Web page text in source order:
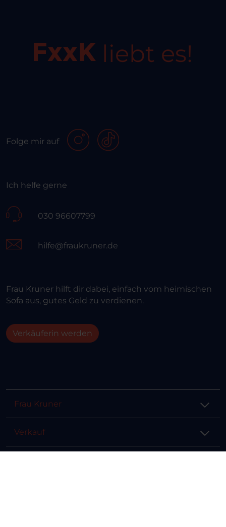
liebt es!
Folge mir auf
Ich helfe gerne
030 96607799
hilfe@fraukruner.de
Frau Kruner hilft dir dabei, einfach vom heimischen
Sofa aus, gutes Geld zu verdienen.
Verkäuferin werden
Frau Kruner
Verkauf